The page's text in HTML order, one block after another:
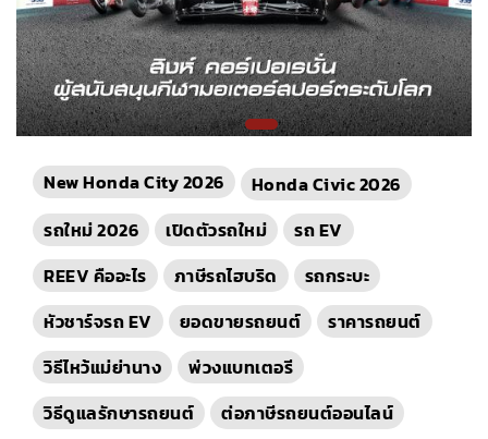
New Honda City 2026
Honda Civic 2026
รถใหม่ 2026
เปิดตัวรถใหม่
รถ EV
REEV คืออะไร
ภาษีรถไฮบริด
รถกระบะ
หัวชาร์จรถ EV
ยอดขายรถยนต์
ราคารถยนต์
วิธีไหว้แม่ย่านาง
พ่วงแบทเตอรี
วิธีดูแลรักษารถยนต์
ต่อภาษีรถยนต์ออนไลน์